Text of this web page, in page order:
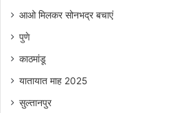
आओ मिलकर सोनभद्र बचाएं
पुणे
काठमांडू
यातायात माह 2025
सुल्तानपुर